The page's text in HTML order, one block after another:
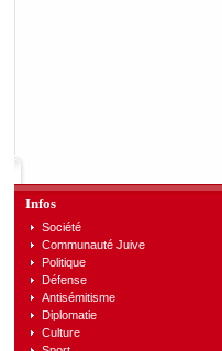
Infos
Société
Communauté Juive
Politique
Défense
Antisémitisme
Diplomatie
Culture